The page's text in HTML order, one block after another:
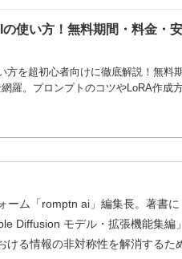
の使い方！無料期間・料金・
方を超初心者向けに徹底解説！無料
羅。プロンプトのコツやLoRA作成
ーム「romptn ai」編集長。著書
Diffusion モデル・拡張機能集編
ける情報の非対称性を解消するた